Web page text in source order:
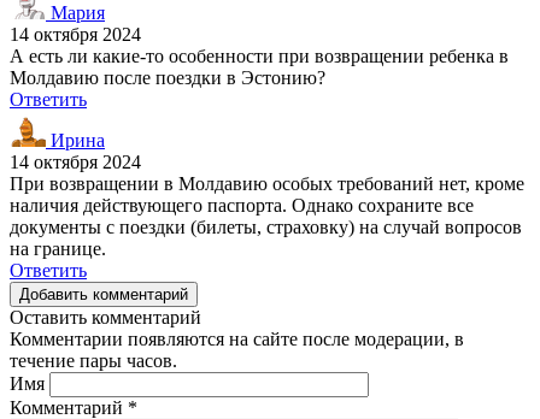
Мария
14 октября 2024
А есть ли какие-то особенности при возвращении ребенка в
Молдавию после поездки в Эстонию?
Ответить
Ирина
14 октября 2024
При возвращении в Молдавию особых требований нет, кроме
наличия действующего паспорта. Однако сохраните все
документы с поездки (билеты, страховку) на случай вопросов
на границе.
Ответить
Добавить комментарий
Оставить комментарий
Комментарии появляются на сайте после модерации, в
течение пары часов.
Имя
Комментарий *